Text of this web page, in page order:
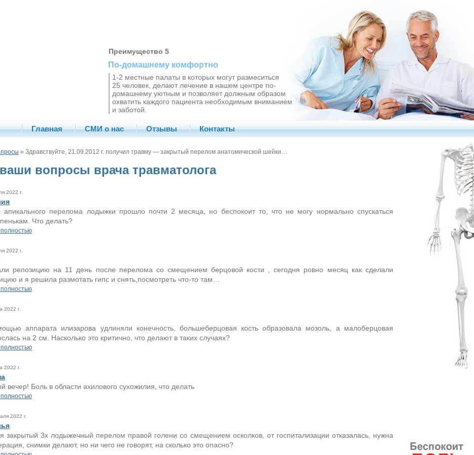
Преимущество 5
По-домашнему комфортно
1-2 местные палаты в которых могут размеситься
25 человек, делают лечение в нашем центре по-
домашнему уютным и позволяет должным образом
охватить каждого пациента необходимым вниманием
и заботой.
Главная СМИ о нас Отзывы Контакты
» Здравствуйте, 21.09.2012 г. получил травму — закрытый перелом анатомической шейки…
вопросы врача травматолога
2022 г.
апикального перелома лодыжки прошло почти 2 месяца, но беспокоит то, что не могу нормально спускаться
Что делать?
полностью
2022 г.
репозицию на 11 день после перелома со смещением берцовой кости , сегодня ровно месяц как сделали
и я решила размотать гипс и снять,посмотреть что-то там…
полностью
2022 г.
аппарата илизарова удлиняли конечность, большеберцовая кость образовала мозоль, а малоберцовая
на 2 см. Насколько это критично, что делают в таких случаях?
полностью
2022 г.
вечер! Боль в области ахилового сухожилия, что делать
полностью
2022 г.
закрытый 3х лодыжечный перелом правой голени со смещением осколков, от госпитализации отказалась, нужна
снимки делают, но ни чего не говорят, на сколько это опасно?